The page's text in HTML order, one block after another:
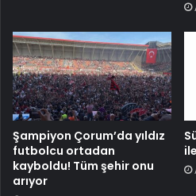
Şampiyon Çorum’da yıldız
futbolcu ortadan
kayboldu! Tüm şehir onu
arıyor